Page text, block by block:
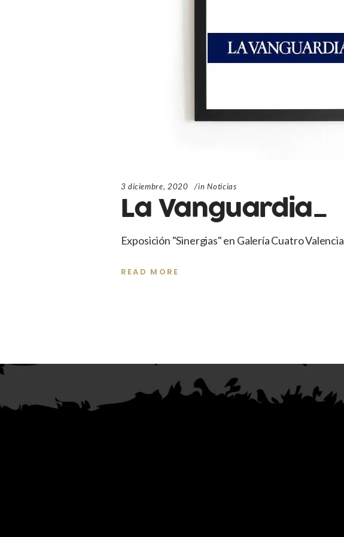
3 diciembre, 2020 in Noticias
La Vanguardia_
Exposición "Sinergias" en Galería Cuatro Valencia
READ MORE